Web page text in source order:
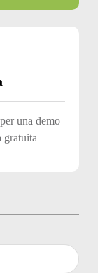
una demo
gratuita